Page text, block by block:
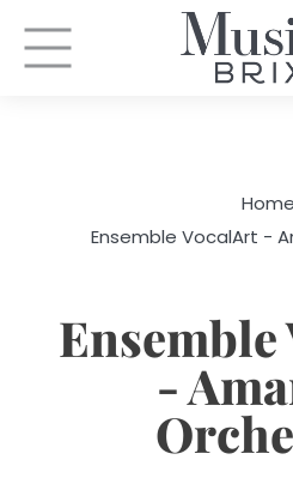
Home
Ensemble VocalArt -
-